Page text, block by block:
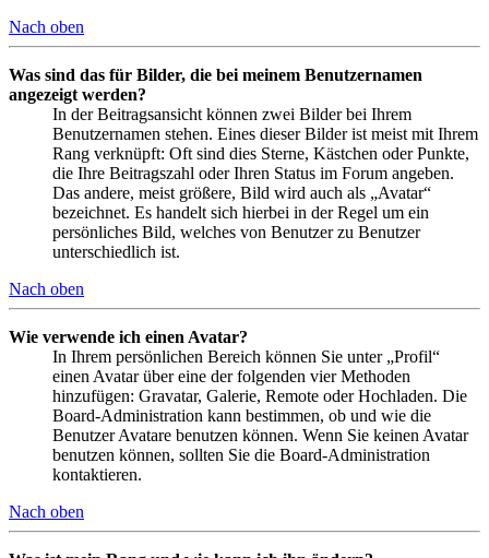
Nach oben
Was sind das für Bilder, die bei meinem Benutzernamen
angezeigt werden?
In der Beitragsansicht können zwei Bilder bei Ihrem
Benutzernamen stehen. Eines dieser Bilder ist meist mit Ihrem
Rang verknüpft: Oft sind dies Sterne, Kästchen oder Punkte,
die Ihre Beitragszahl oder Ihren Status im Forum angeben.
Das andere, meist größere, Bild wird auch als „Avatar“
bezeichnet. Es handelt sich hierbei in der Regel um ein
persönliches Bild, welches von Benutzer zu Benutzer
unterschiedlich ist.
Nach oben
Wie verwende ich einen Avatar?
In Ihrem persönlichen Bereich können Sie unter „Profil“
einen Avatar über eine der folgenden vier Methoden
hinzufügen: Gravatar, Galerie, Remote oder Hochladen. Die
Board-Administration kann bestimmen, ob und wie die
Benutzer Avatare benutzen können. Wenn Sie keinen Avatar
benutzen können, sollten Sie die Board-Administration
kontaktieren.
Nach oben